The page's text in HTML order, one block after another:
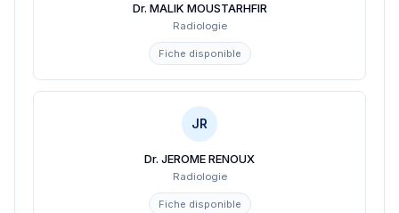
Dr. MALIK MOUSTARHFIR
Radiologie
Fiche disponible
JR
Dr. JEROME RENOUX
Radiologie
Fiche disponible